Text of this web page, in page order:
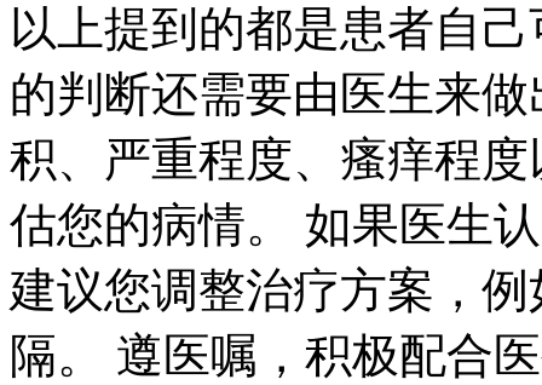
以上提到的都是患者自
的判断还需要由医生来
积、严重程度、瘙痒程
估您的病情。 如果医生
建议您调整治疗方案，
隔。 遵医嘱，积极配合